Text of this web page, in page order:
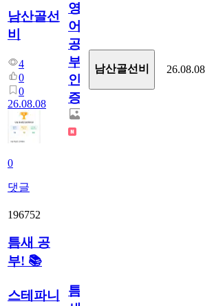
남산골선
비
4
0
0
26.08.08
0
댓글
영
어
공
부
인
증
남산골선비 26.08.08
196752
틈새 공
부! 📚
스테파니
틈